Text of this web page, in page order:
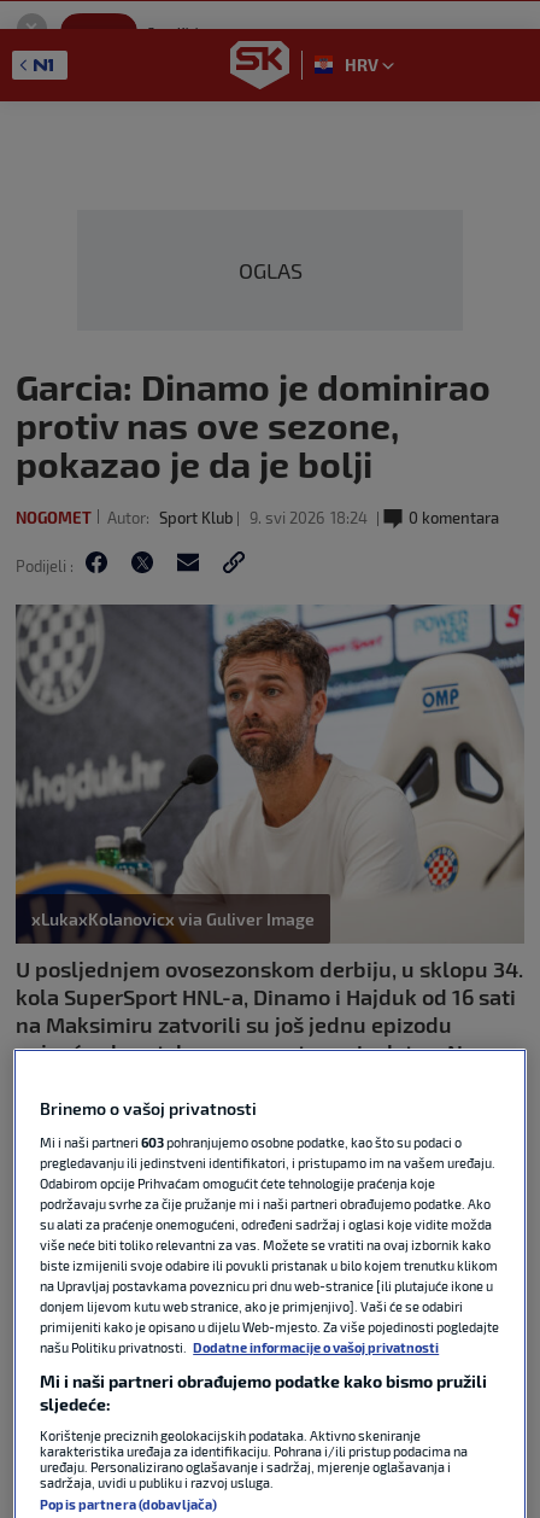
SportKlub
GET - On the Google Play
HRV
OGLAS
Garcia: Dinamo je dominirao
protiv nas ove sezone,
pokazao je da je bolji
NOGOMET Autor: Sport Klub 9. svi 2026 18:24 0 komentara
Podijeli :
xLukaxKolanovicx via Guliver Image
U posljednjem ovosezonskom derbiju, u sklopu 34.
kola SuperSport HNL-a, Dinamo i Hajduk od 16 sati
na Maksimiru zatvorili su još jednu epizodu
najvećeg hrvatskog nogometnog rivalstva. Na
tako prvi put nakon više od tri godine porazio
Hajduk na domaćem travnjaku. Nakon susreta
izjavu je dao trener Hajduka Gonzalo Garcia.
“Dinamo je dominirao u svakoj utakmici ove sezone
protiv nas i pokazao da je bolji. Nije ovo bila naša
utakmica. Vidjeli ste kvalitetu nekih njihovih igrača,
ali u prvom poluvremenu se zapravo nije puno toga
događalo. Onda smo u drugom poluvremenu ušli
dosta dobro, ali smo primili gol i onda je Dinamo
stvorio više”,rekao je Garcia pa se osvrnuo na
stavljanje Brajkovića na desnog beka:
“Htjeli smo vidjeti Brajka na toj poziciji, ovo je bila
prilika za to. Razmišljamo o puno toga, razmišljamo
Brinemo o vašoj privatnosti
Mi i naši partneri603pohranjujemo osobne podatke, kao što su podaci o
pregledavanju ili jedinstveni identifikatori, i pristupamo im na vašem uređaju.
Odabirom opcije Prihvaćam omogućit ćete tehnologije praćenja koje
podržavaju svrhe za čije pružanje mi i naši partneri obrađujemo podatke. Ako
su alati za praćenje onemogućeni, određeni sadržaj i oglasi koje vidite možda
više neće biti toliko relevantni za vas. Možete se vratiti na ovaj izbornik kako
biste izmijenili svoje odabire ili povukli pristanak u bilo kojem trenutku klikom
na Upravljaj postavkama poveznicu pri dnu web-stranice [ili plutajuće ikone u
donjem lijevom kutu web stranice, ako je primjenjivo]. Vaši će se odabiri
primijeniti kako je opisano u dijelu Web-mjesto. Za više pojedinosti pogledajte
našu Politiku privatnosti.
Dodatne informacije o vašoj privatnosti
Mi i naši partneri obrađujemo podatke kako bismo pružili
sljedeće:
Korištenje preciznih geolokacijskih podataka. Aktivno skeniranje
karakteristika uređaja za identifikaciju. Pohrana i/ili pristup podacima na
uređaju. Personalizirano oglašavanje i sadržaj, mjerenje oglašavanja i
sadržaja, uvidi u publiku i razvoj usluga.
Popis partnera (dobavljača)